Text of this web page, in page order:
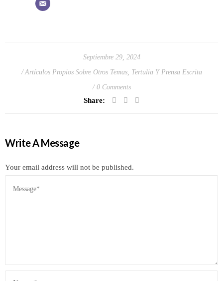
Septiembre 29, 2024
Artículos Propios Sobre Otros Temas, Tertulia Y Prensa Escrita
0 Comments
Share:
Write A Message
Your email address will not be published.